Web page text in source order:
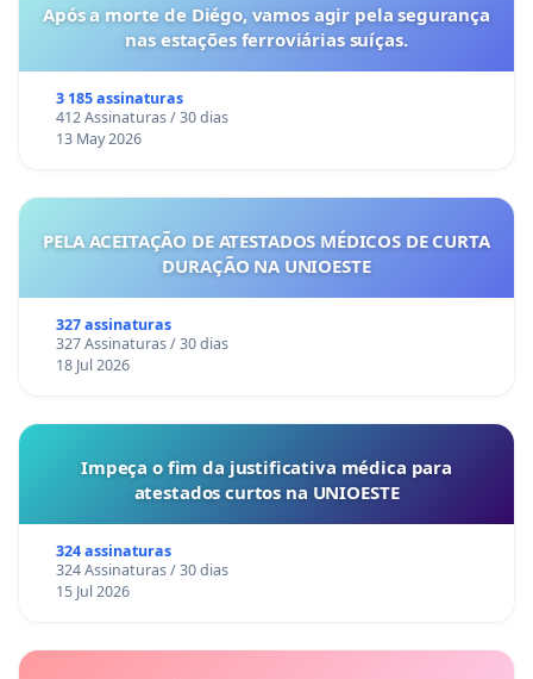
Após a morte de Diégo, vamos agir pela segurança
nas estações ferroviárias suíças.
3 185 assinaturas
412 Assinaturas / 30 dias
13 May 2026
PELA ACEITAÇÃO DE ATESTADOS MÉDICOS DE CURTA
DURAÇÃO NA UNIOESTE
327 assinaturas
327 Assinaturas / 30 dias
18 Jul 2026
Impeça o fim da justificativa médica para
atestados curtos na UNIOESTE
324 assinaturas
324 Assinaturas / 30 dias
15 Jul 2026